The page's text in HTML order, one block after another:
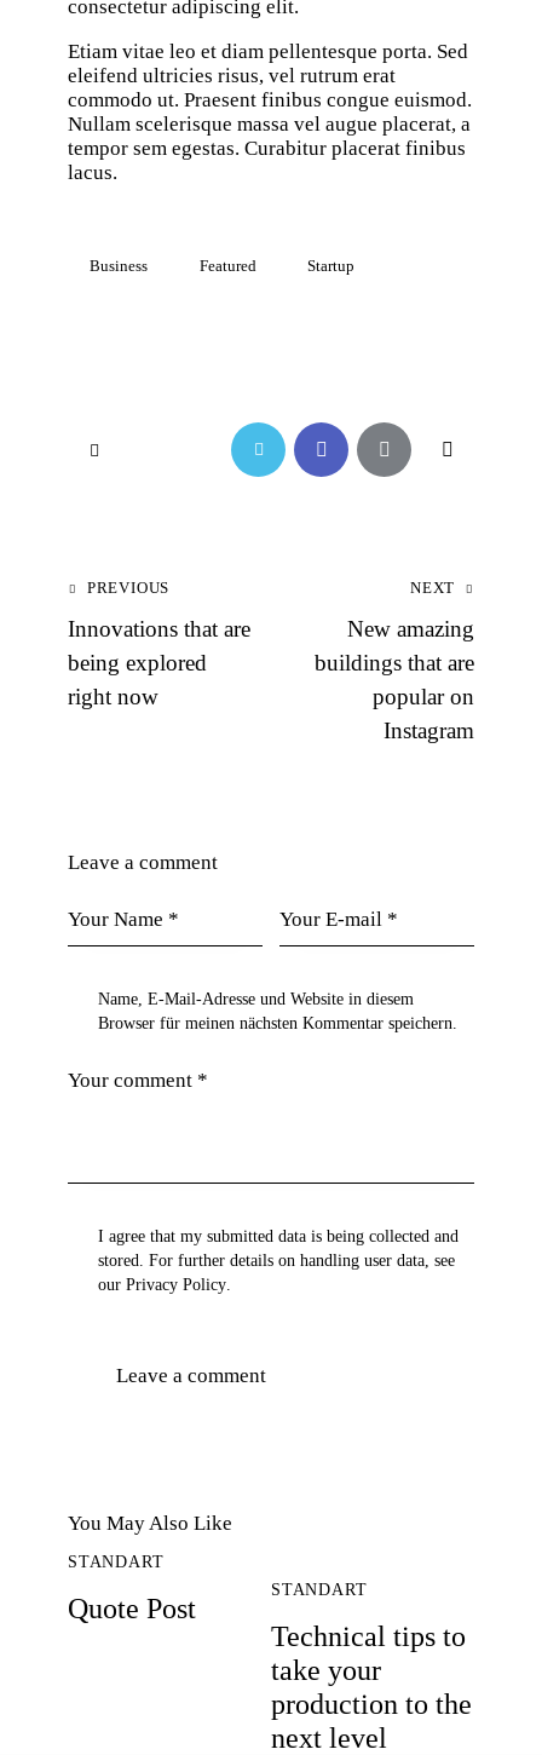
consectetur adipiscing elit.
Etiam vitae leo et diam pellentesque porta. Sed
eleifend ultricies risus, vel rutrum erat
commodo ut. Praesent finibus congue euismod.
Nullam scelerisque massa vel augue placerat, a
tempor sem egestas. Curabitur placerat finibus
lacus.
Business Featured Startup
PREVIOUS
Innovations that are
being explored
right now
NEXT
New amazing
buildings that are
popular on
Instagram
Leave a comment
Name, E-Mail-Adresse und Website in diesem
Browser für meinen nächsten Kommentar speichern.
I agree that my submitted data is being collected and
stored. For further details on handling user data, see
ourPrivacy Policy.
You May Also Like
STANDART
Quote Post
STANDART
Technical tips to
take your
production to the
next level